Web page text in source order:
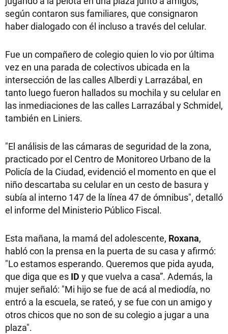
según contaron sus familiares, que consignaron
haber dialogado con él incluso a través del celular.
Fue un compañero de colegio quien lo vio por última
vez en una parada de colectivos ubicada en la
intersección de las calles Alberdi y Larrazábal, en
tanto luego fueron hallados su mochila y su celular en
las inmediaciones de las calles Larrazábal y Schmidel,
también en Liniers.
"El análisis de las cámaras de seguridad de la zona,
practicado por el Centro de Monitoreo Urbano de la
Policía de la Ciudad, evidenció el momento en que el
niño descartaba su celular en un cesto de basura y
subía al interno 147 de la línea 47 de ómnibus", detalló
el informe del Ministerio Público Fiscal.
Esta mañana, la mamá del adolescente, Roxana,
habló con la prensa en la puerta de su casa y afirmó:
"Lo estamos esperando. Queremos que pida ayuda,
que diga que es ID y que vuelva a casa”. Además, la
mujer señaló: "Mi hijo se fue de acá al mediodía, no
entró a la escuela, se rateó, y se fue con un amigo y
otros chicos que no son de su colegio a jugar a una
plaza".